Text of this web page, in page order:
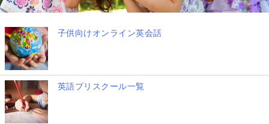
子供向けオンライン英会話
英語プリスクール一覧